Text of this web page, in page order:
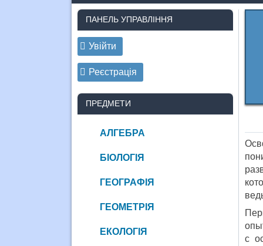
с
ПАНЕЛЬ УПРАВЛІННЯ
Увійти
Реєстрація
ПРЕДМЕТИ
АЛГЕБРА
БІОЛОГІЯ
ГЕОГРАФІЯ
ГЕОМЕТРІЯ
ЕКОЛОГІЯ